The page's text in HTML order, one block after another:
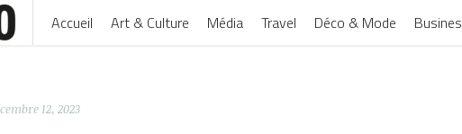
Accueil Art & Culture Média Travel Déco & Mode
12, 2023